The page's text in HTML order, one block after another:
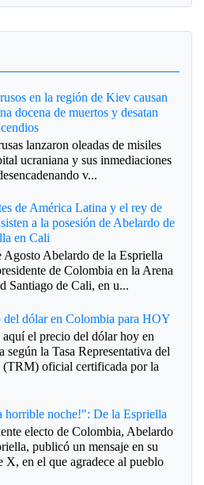
en la región de Kiev causan
docena de muertos y desatan
lanzaron oleadas de misiles
ucraniana y sus inmediaciones
v...
de América Latina y el rey de
a la posesión de Abelardo de
en Cali
Agosto Abelardo de la Espriella
de Colombia en la Arena
Santiago de Cali, en u...
del dólar en Colombia para HOY
aquí el precio del dólar hoy en
según la Tasa Representativa del
(TRM) oficial certificada por la
horrible noche!": De la Espriella
electo de Colombia, Abelardo
publicó un mensaje en su
X, en el que agradece al pueblo